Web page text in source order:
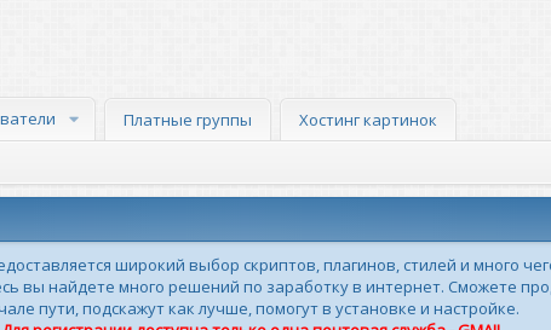
Платные группы Хостинг картинок
широкий выбор скриптов, плагинов, стилей и много
вы найдете много решений по заработку в интернет. Сможете
пути, подскажут как лучше, помогут в установке и настройке.